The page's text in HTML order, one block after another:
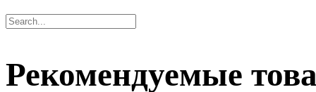
Рекомендуемые